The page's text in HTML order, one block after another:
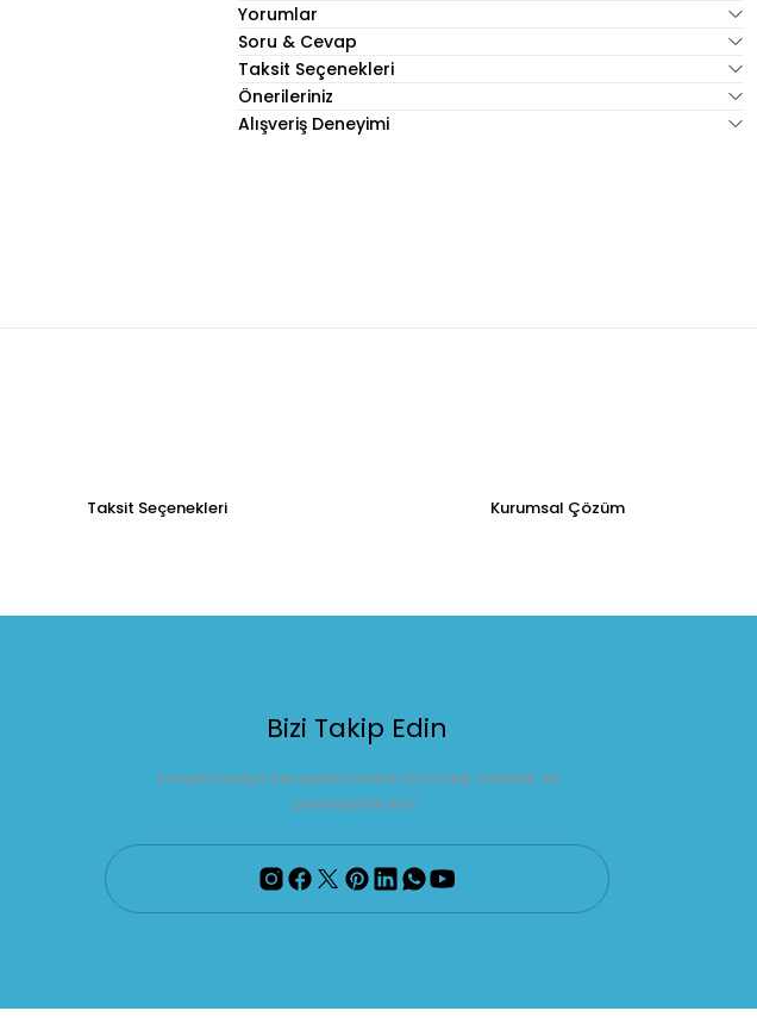
Yorumlar
Soru & Cevap
Taksit Seçenekleri
Önerileriniz
Alışveriş Deneyimi
Taksit Seçenekleri Kurumsal Çözüm
Bizi Takip Edin
Sosyal medya hesaplarımızdan bizi takip edebilir ve
paylaşabilirsiniz.